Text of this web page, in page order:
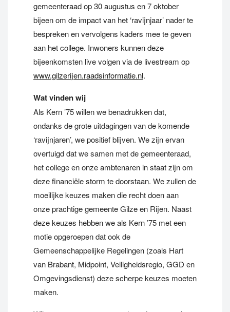
gemeenteraad op 30 augustus en 7 oktober
bijeen om de impact van het ‘ravijnjaar’ nader te
bespreken en vervolgens kaders mee te geven
aan het college. Inwoners kunnen deze
bijeenkomsten live volgen via de livestream op
www.gilzerijen.raadsinformatie.nl.
Wat vinden wij
Als Kern ’75 willen we benadrukken dat,
ondanks de grote uitdagingen van de komende
‘ravijnjaren’, we positief blijven. We zijn ervan
overtuigd dat we samen met de gemeenteraad,
het college en onze ambtenaren in staat zijn om
deze financiële storm te doorstaan. We zullen de
moeilijke keuzes maken die recht doen aan
onze prachtige gemeente Gilze en Rijen. Naast
deze keuzes hebben we als Kern ’75 met een
motie opgeroepen dat ook de
Gemeenschappelijke Regelingen (zoals Hart
van Brabant, Midpoint, Veiligheidsregio, GGD en
Omgevingsdienst) deze scherpe keuzes moeten
maken.